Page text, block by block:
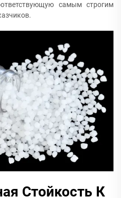
самым строгим
Стойкость К